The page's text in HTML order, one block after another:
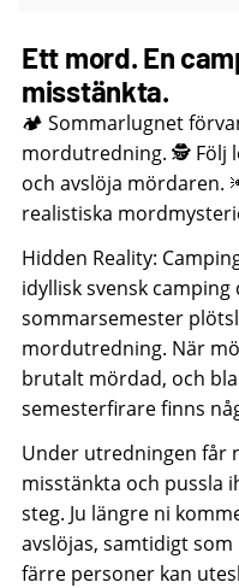
Ett mord. En
misstänkta.
🏕️ Sommarlugnet
mordutredning. 🕵️ Följ
och avslöja mördaren.
realistiska
Hidden Reality:
idyllisk svensk
sommarsemester
mordutredning. När
brutalt mördad, och
semesterfirare finns
Under utredningen får
misstänkta och pussla
steg. Ju längre ni
avslöjas, samtidigt
färre personer kan